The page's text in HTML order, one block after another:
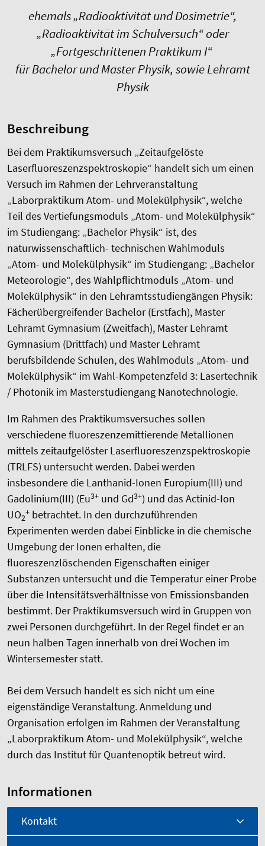
ehemals „Radioaktivität und Dosimetrie“,
„Radioaktivität im Schulversuch“ oder
„Fortgeschrittenen Praktikum I“
für Bachelor und Master Physik, sowie Lehramt
Physik
Beschreibung
Bei dem Praktikumsversuch „Zeitaufgelöste
Laserfluoreszenzspektroskopie“ handelt sich um einen
Versuch im Rahmen der Lehrveranstaltung
„Laborpraktikum Atom- und Molekülphysik“, welche
Teil des Vertiefungsmoduls „Atom- und Molekülphysik“
im Studiengang: „Bachelor Physik“ ist, des
naturwissenschaftlich- technischen Wahlmoduls
„Atom- und Molekülphysik“ im Studiengang: „Bachelor
Meteorologie“, des Wahlpflichtmoduls „Atom- und
Molekülphysik“ in den Lehramtsstudiengängen Physik:
Fächerübergreifender Bachelor (Erstfach), Master
Lehramt Gymnasium (Zweitfach), Master Lehramt
Gymnasium (Drittfach) und Master Lehramt
berufsbildende Schulen, des Wahlmoduls „Atom- und
Molekülphysik“ im Wahl-Kompetenzfeld 3: Lasertechnik
/ Photonik im Masterstudiengang Nanotechnologie.
Im Rahmen des Praktikumsversuches sollen
verschiedene fluoreszenzemittierende Metallionen
mittels zeitaufgelöster Laserfluoreszenzspektroskopie
(TRLFS) untersucht werden. Dabei werden
insbesondere die Lanthanid-Ionen Europium(III) und
Gadolinium(III) (Eu3+ und Gd3+) und das Actinid-Ion
UO2
+ betrachtet. In den durchzuführenden
Experimenten werden dabei Einblicke in die chemische
Umgebung der Ionen erhalten, die
fluoreszenzlöschenden Eigenschaften einiger
Substanzen untersucht und die Temperatur einer Probe
über die Intensitätsverhältnisse von Emissionsbanden
bestimmt. Der Praktikumsversuch wird in Gruppen von
zwei Personen durchgeführt. In der Regel findet er an
neun halben Tagen innerhalb von drei Wochen im
Wintersemester statt.
Bei dem Versuch handelt es sich nicht um eine
eigenständige Veranstaltung. Anmeldung und
Organisation erfolgen im Rahmen der Veranstaltung
„Laborpraktikum Atom- und Molekülphysik“, welche
durch das Institut für Quantenoptik betreut wird.
Informationen
Kontakt